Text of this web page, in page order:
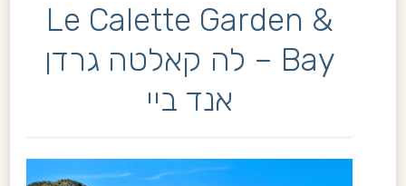
Le Calette Garden &
Bay – לה קאלטה גרדן
אנד ביי